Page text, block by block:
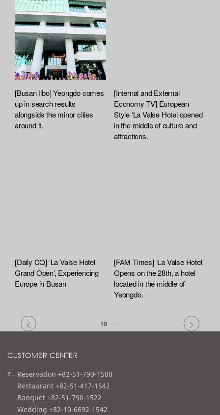
[Busan Ilbo] Yeongdo comes
up in search results
alongside the minor cities
around it.
[Internal and External
Economy TV] European
Style ‘La Valse Hotel opened
in the middle of culture and
attractions.
[Daily CQ] ‘La Valse Hotel
Grand Open’, Experiencing
Europe in Busan
[FAM Times] ‘La Valse Hotel’
Opens on the 28th, a hotel
located in the middle of
Yeongdo.
19
CUSTOMER CENTER
t
e
l
Reservation +82-51-790-1500
Restaurant +82-51-417-1542
Banquet +82-51-790-1522
Wedding +82-10-6692-1542